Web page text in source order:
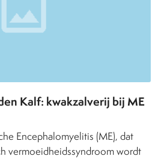
Kalf: kwakzalverij bij ME
Encephalomyelitis (ME), dat
vermoeidheidssyndroom wordt